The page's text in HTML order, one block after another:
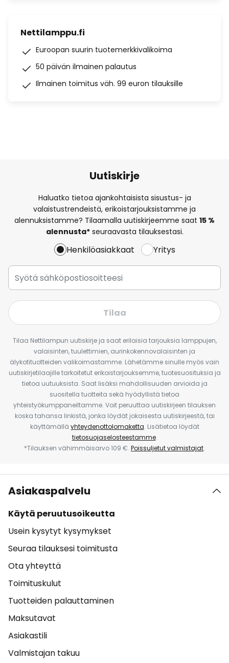
Nettilamppu.fi
Euroopan suurin tuotemerkkivalikoima
50 päivän ilmainen palautus
Ilmainen toimitus väh. 99 euron tilauksille
Uutiskirje
Haluatko tietoa ajankohtaisista sisustus- ja
valaistustrendeistä, erikoistarjouksistamme ja
alennuksistamme? Tilaamalla uutiskirjeemme saat 15 %
alennusta*seuraavasta tilauksestasi.
Henkilöasiakkaat Yritys
Tilaa
Tilaa Nettilampun uutiskirje ja saat erilaisia tarjouksia lamppujen,
valaisinten, tuulettimien, aurinkokennovalaisinten ja
älykotituotteiden valikoimastamme. Lähetämme sinulle myös vain
uutiskirjetilaajille tarkoitetut erikoistarjouksemme, tuotesuosituksia ja
tietoa uutuuksista. Saat lisäksi mahdollisuuden arvioida ja
suositella tuotteita sekä hyödyllistä tietoa
yhteistyökumppaneiltamme. Voit peruuttaa uutiskirjeen tilauksen
koska tahansa linkistä, jonka löydät jokaisesta uutiskirjeestä, tai
käyttämällä yhteydenottolomaketta. Lisätietoa löydät
tietosuojaselosteestamme.
*Tilauksen vähimmäisarvo 109 €. Poissuljetut valmistajat.
Asiakaspalvelu
Käytä peruutusoikeutta
Usein kysytyt kysymykset
Seuraa tilauksesi toimitusta
Ota yhteyttä
Toimituskulut
Tuotteiden palauttaminen
Maksutavat
Asiakastili
Valmistajan takuu